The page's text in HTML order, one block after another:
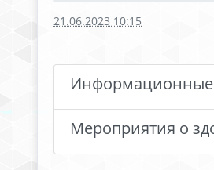
21.06.2023 10:15
Информационные
Мероприятия о